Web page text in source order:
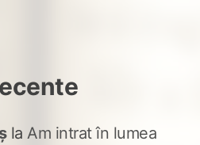
la Am intrat în lumea